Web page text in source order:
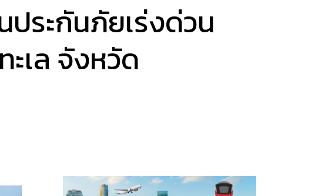
ระกันภัยเร่งด่วน
เล จังหวัด